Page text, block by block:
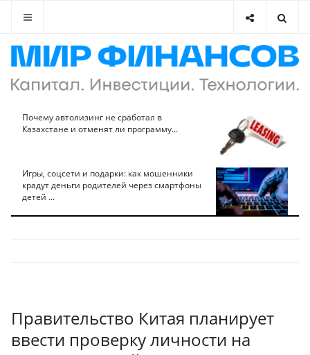
Почему автолизинг не сработал в
Казахстане и отменят ли программу...
Игры, соцсети и подарки: как мошенники
крадут деньги родителей через смартфоны
детей ...
Правительство Китая планирует
ввести проверку личности на